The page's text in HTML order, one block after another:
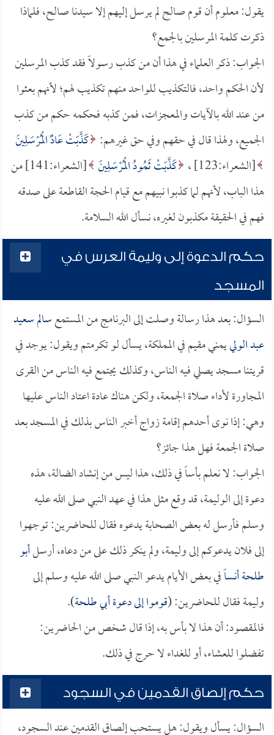
يقول: معلوم أن قوم صالح لم يرسل إليهم إلا سيدنا صالح، فلماذا
ذكرت كلمة المرسلين بالجمع؟
الجواب: ذكر العلماء في هذا أن من كذب رسولاً فقد كذب المرسلين
لأن الحكم واحد، فالتكذيب للواحد منهم تكذيب لهم؛ لأنهم بعثوا
من عند الله بالآيات والمعجزات، فمن كذبه فحكمه حكم من كذب
الجميع، ولهذا قال في حقهم وفي حق غيرهم: كَذَّبَتْ عَادٌ الْمُرْسَلِينَ
[الشعراء:123] ،
كَذَّبَتْ ثَمُودُ الْمُرْسَلِينَ
[الشعراء:141] من
هذا الباب، لأنهم لما كذبوا نبيهم مع قيام الحجة القاطعة على صدقه
فهم في الحقيقة مكذبون لغيره، نسأل الله السلامة.
حكم الدعوة إلى وليمة العرس في
المسجد
السؤال: بعد هذا رسالة وصلت إلى البرنامج من المستمعسالم سعيد
عبد الولييمني مقيم في المملكة، يسأل لو تكرمتم ويقول: يوجد في
قريتنا مسجد يصلي فيه الناس، وكذلك يجتمع فيه الناس من القرى
المجاورة لأداء صلاة الجمعة، ولكن هناك عادة اعتاد الناس عليها
وهي: إذا نوى أحدهم إقامة زواج أخبر الناس بذلك في المسجد بعد
صلاة الجمعة فهل هذا جائز؟
الجواب: لا نعلم بأساً في ذلك، هذا ليس من إنشاد الضالة، هذه
دعوة إلى الوليمة، قد وقع مثل هذا في عهد النبي صلى الله عليه
وسلم فأرسل له بعض الصحابة يدعوه فقال للحاضرين: توجهوا
إلى فلان يدعوكم إلى وليمة، ولم ينكر ذلك على من دعاه، أرسلأبو
طلحةأنساًفي بعض الأيام يدعو النبي صلى الله عليه وسلم إلى
وليمة فقال للحاضرين: (قوموا إلى دعوةأبي طلحة).
فالمقصود: أن هذا لا بأس به، إذا قال شخص من الحاضرين:
تفضلوا للعشاء، أو للغداء لا حرج في ذلك.
حكم إلصاق القدمين في السجود
السؤال: يسأل ويقول: هل يستحب إلصاق القدمين عند السجود،